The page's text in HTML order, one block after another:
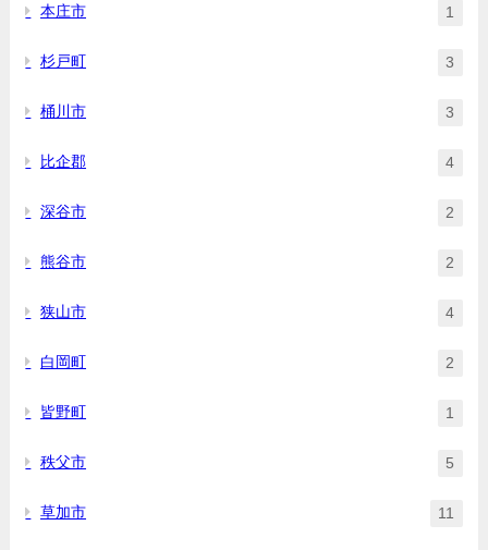
本庄市 1
杉戸町 3
桶川市 3
比企郡 4
深谷市 2
熊谷市 2
狭山市 4
白岡町 2
皆野町 1
秩父市 5
草加市 11